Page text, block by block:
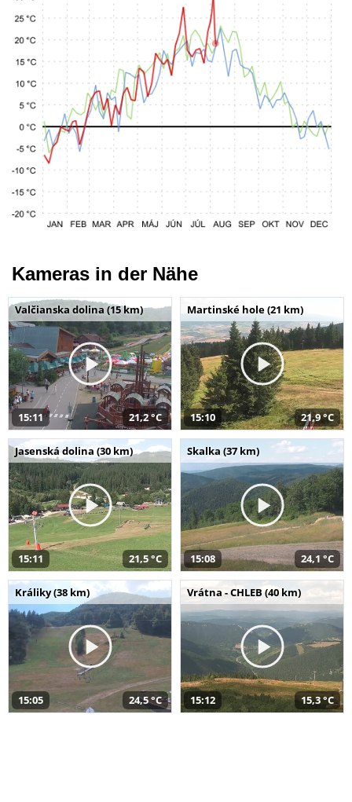
Kameras in der Nähe
Valčianska dolina (15 km)
15:11 21,2 °C
Martinské hole (21 km)
15:10 21,9 °C
Jasenská dolina (30 km)
15:11 21,5 °C
Skalka (37 km)
15:08 24,1 °C
Králiky (38 km)
15:05 24,5 °C
Vrátna - CHLEB (40 km)
15:12 15,3 °C